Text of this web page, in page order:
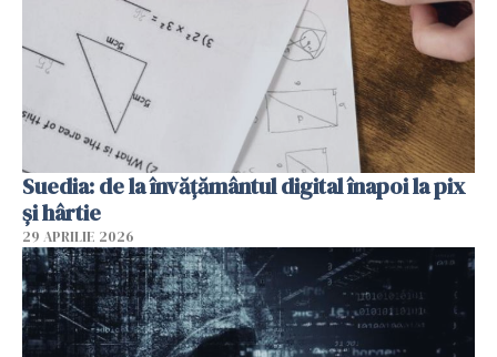
Suedia: de la învățământul digital înapoi la pix
și hârtie
29 APRILIE 2026